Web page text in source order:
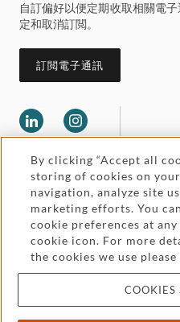
自訂偏好以便定期收取相關電
定和取消訂閲。
訂閲電子通訊
Legal and regulatory
Pricing
Cookies and privacy
By clicking “Accept all
storing of cookies on
navigation, analyze site
marketing efforts. You
cookie preferences at
cookie icon. For more
the cookies we use please
COOKIES